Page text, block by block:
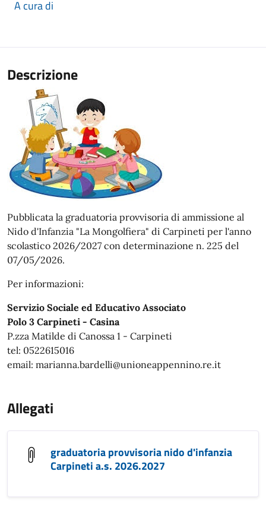
A cura di
Descrizione
Pubblicata la graduatoria provvisoria di ammissione al
Nido d'Infanzia "La Mongolfiera" di Carpineti per l'anno
scolastico 2026/2027 con determinazione n. 225 del
07/05/2026.
Per informazioni:
Servizio Sociale ed Educativo Associato
Polo 3 Carpineti - Casina
P.zza Matilde di Canossa 1 - Carpineti
tel: 0522615016
email: marianna.bardelli@unioneappennino.re.it
Allegati
graduatoria provvisoria nido d'infanzia
Carpineti a.s. 2026.2027